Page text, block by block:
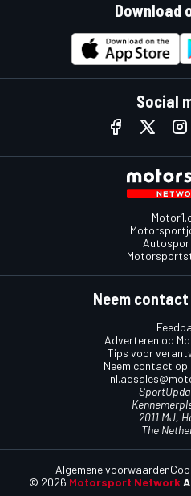
Download
Social
Neem
Adverteren op
Tips voor
Neem contact
2011 MJ,
The
© 2026 Motorsport Network
Algemene voorwaarden